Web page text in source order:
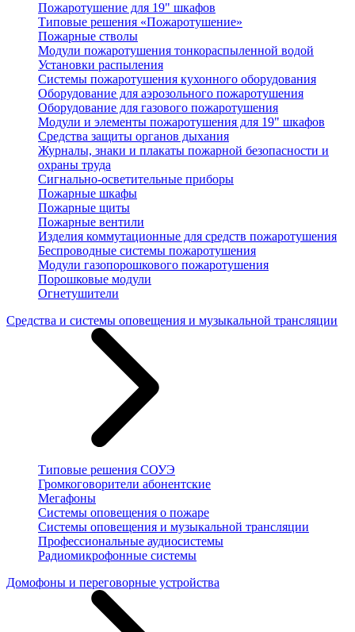
Пожаротушение для 19" шкафов
Типовые решения «Пожаротушение»
Пожарные стволы
Модули пожаротушения тонкораспыленной водой
Установки распыления
Системы пожаротушения кухонного оборудования
Оборудование для аэрозольного пожаротушения
Оборудование для газового пожаротушения
Модули и элементы пожаротушения для 19" шкафов
Средства защиты органов дыхания
Журналы, знаки и плакаты пожарной безопасности и
охраны труда
Сигнально-осветительные приборы
Пожарные шкафы
Пожарные щиты
Пожарные вентили
Изделия коммутационные для средств пожаротушения
Беспроводные системы пожаротушения
Модули газопорошкового пожаротушения
Порошковые модули
Огнетушители
Средства и системы оповещения и музыкальной трансляции
Типовые решения СОУЭ
Громкоговорители абонентские
Мегафоны
Системы оповещения о пожаре
Системы оповещения и музыкальной трансляции
Профессиональные аудиосистемы
Радиомикрофонные системы
Домофоны и переговорные устройства